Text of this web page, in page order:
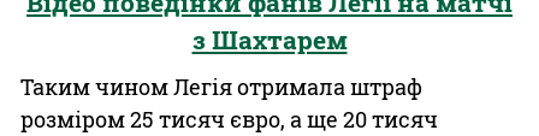
з Шахтарем
Таким чином Легія отримала штраф
розміром 25 тисяч євро, а ще 20 тисяч